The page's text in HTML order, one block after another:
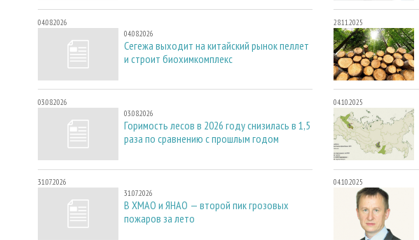
04.08.2026
04.08.2026
Сегежа выходит на китайский рынок пеллет
и строит биохимкомплекс
03.08.2026
03.08.2026
Горимость лесов в 2026 году снизилась в 1,5
раза по сравнению с прошлым годом
31.07.2026
31.07.2026
В ХМАО и ЯНАО — второй пик грозовых
пожаров за лето
28.11.2025
04.10.2025
04.10.2025